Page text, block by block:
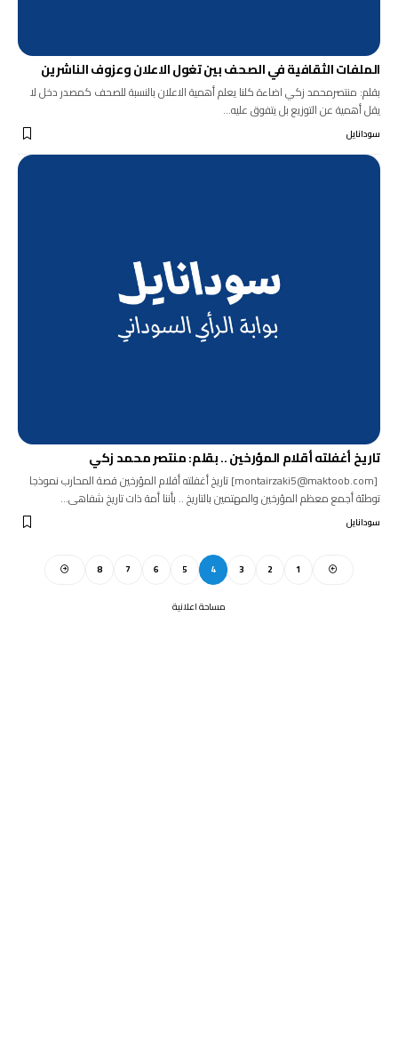
الملفات الثقافية في الصحف بين تغول الاعلان وعزوف الناشرين
بقلم: منتصرمحمد زكي اضاءة كلنا يعلم أهمية الاعلان بالنسبة للصحف كمصدر دخل لا
يقل أهمية عن التوزيع بل يتفوق عليه…
سودانايل
تاريخ أغفلته أقلام المؤرخين .. بقلم: منتصر محمد زكي
[montairzaki5@maktoob.com] تاريخ أغفلته أقلام المؤرخين قصة المحارب نموذجا
توطئة أجمع معظم المؤرخين والمهتمين بالتاريخ .. بأننا أمة ذات تاريخ شفاهى…
سودانايل
1
2
3
4
5
6
7
8
مساحة اعلانية